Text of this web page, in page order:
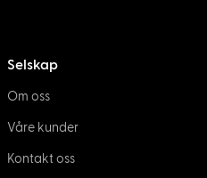
Selskap
Om oss
Våre kunder
Kontakt oss